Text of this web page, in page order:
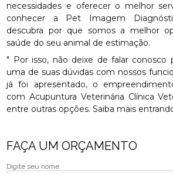
necessidades e oferecer o melhor
conhecer a Pet Imagem
descubra por que somos a melhor
saúde do seu animal de estimação.
" Por isso, não deixe de falar conosco
uma de suas dúvidas com nossos
já foi apresentado, o
com Acupuntura Veterinária Clínica
entre outras opções. Saiba mais
FAÇA UM ORÇAMENTO
Digite seu nome